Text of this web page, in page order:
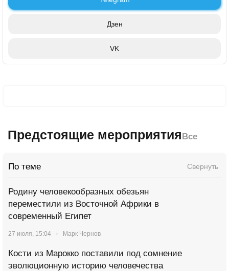
Дзен
VK
Предстоящие мероприятияВсе
По теме Свернуть
Родину человекообразных обезьян
переместили из Восточной Африки в
современный Египет
27 июля, 15:04 Марк Чернов
Кости из Марокко поставили под сомнение
эволюционную историю человечества